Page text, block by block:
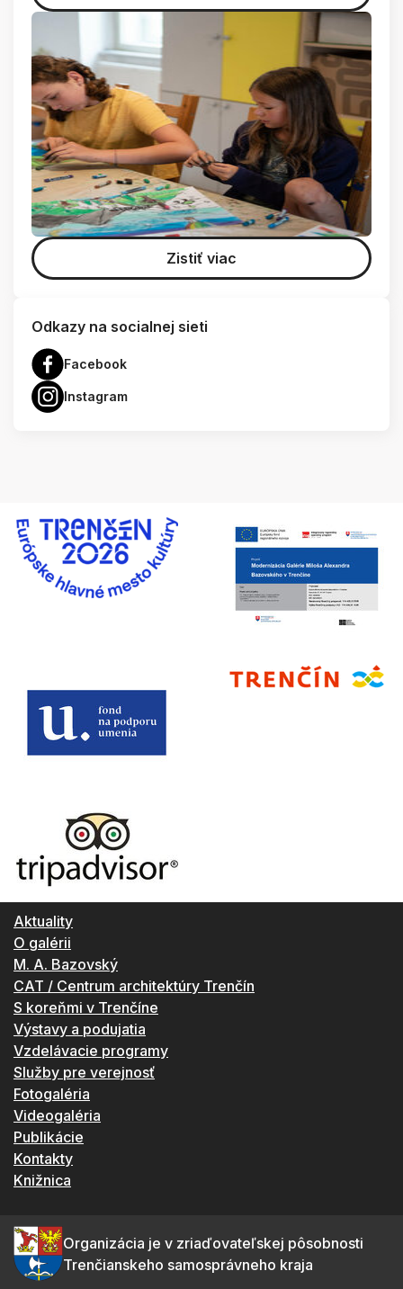
Zistiť viac
Odkazy na socialnej sieti
Facebook
Instagram
Aktuality
O galérii
M. A. Bazovský
CAT / Centrum architektúry Trenčín
S koreňmi v Trenčíne
Výstavy a podujatia
Vzdelávacie programy
Služby pre verejnosť
Fotogaléria
Videogaléria
Publikácie
Kontakty
Knižnica
Organizácia je v zriaďovateľskej pôsobnosti
Trenčianskeho samosprávneho kraja